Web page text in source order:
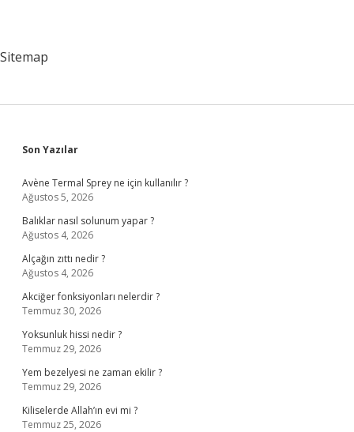
Sitemap
Sidebar
Son Yazılar
Avène Termal Sprey ne için kullanılır ?
Ağustos 5, 2026
Balıklar nasıl solunum yapar ?
Ağustos 4, 2026
Alçağın zıttı nedir ?
Ağustos 4, 2026
Akciğer fonksiyonları nelerdir ?
Temmuz 30, 2026
Yoksunluk hissi nedir ?
Temmuz 29, 2026
Yem bezelyesi ne zaman ekilir ?
Temmuz 29, 2026
Kiliselerde Allah’ın evi mi ?
Temmuz 25, 2026